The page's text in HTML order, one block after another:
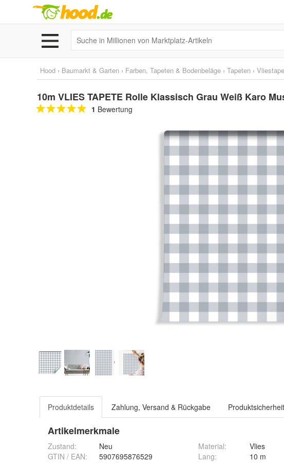
Hood › Baumarkt & Garten › Farben, Tapeten & Bodenbeläge › Tapeten ›
10m VLIES TAPETE Rolle Klassisch Grau Weiß Karo
1 Bewertung
Produktdetails Zahlung, Versand & Rückgabe Produktsicherheit
Artikelmerkmale
Zustand:
Neu
GTIN / EAN:
5907695876529
Material:
Vlies
Lang:
10 m